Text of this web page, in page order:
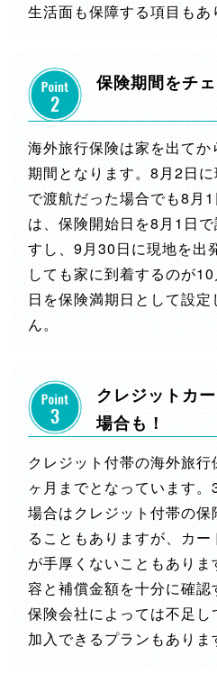
生活面も保障する項目もあ
保険期間をチェ
海外旅行保険は家を出て
期間となります。8月2日
で渡航だった場合でも8月
は、保険開始日を8月1日
すし、9月30日に現地を出
しても家に到着するのが
日を保険満期日として設
ん。
クレジットカ
場合も！
クレジット付帯の海外旅
ヶ月までとなっています
場合はクレジット付帯の保
ることもありますが、カ
が手厚くないこともあり
容と補償金額を十分に確認
保険会社によっては不足
加入できるプランもありま